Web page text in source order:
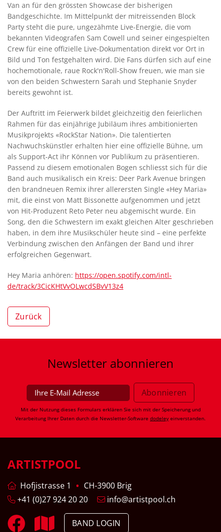
Van an für den grössten Showcase der bisherigen
Bandgeschichte. Im Mittelpunkt der mitreissenden Block
Party steht die pure, ungezähmte Live-Energie, die vom
bekannten Videografen Sam Cowell und seiner eingespielten
Crew für eine offizielle Live-Dokumentation direkt vor Ort in
Bild und Ton festgehalten wird. Die Fans dürfen sich auf eine
hochemotionale, raue Rock'n'Roll-Show freuen, wie man sie
von den beiden Schwestern Sarah und Stephanie Snyder
bereits gewohnt ist.
Der Auftritt im Feierwerk bildet gleichzeitig den feierlichen
Rahmen für das einjährige Jubiläum ihres ambitionierten
Musikprojekts «RockStar Nation». Die talentierten
Nachwuchskünstler erhalten hier eine offizielle Bühne, um
als Support-Act ihr Können vor Publikum zu präsentieren.
Passend zu diesem emotionalen Bogen schliesst sich für die
Band auch musikalisch ein Kreis: Deer Park Avenue bringen
den brandneuen Remix ihrer allerersten Single «Hey Maria»
mit, die einst von Matt Bissonette aufgenommen und jetzt
von Hit-Produzent Reto Peter neu abgemischt wurde. Ein
Song, den die Schwestern im exakt gleichen Alter geschrieben
haben, in dem ihre Musikschüler heute sind – eine perfekte
Verbindung zwischen den Anfängen der Band und ihrer
erfolgreichen Gegenwart.
Hey Maria anhören: https://open.spotify.com/intl-
de/track/3CicKHtVvOLwcdSBvV13z4
Zurück
Newsletter abonnieren
Mit der Nutzung dieses Formulars erklären Sie sich mit der Speicherung und
Verarbeitung Ihrer Daten durch die Newsletter-Software dodeley einverstanden.
ARTISTPOOL
Hofjistrasse 1
CH-3900 Brig
+41 (0)27 924 20 20
info@artistpool.ch
BAND LOGIN